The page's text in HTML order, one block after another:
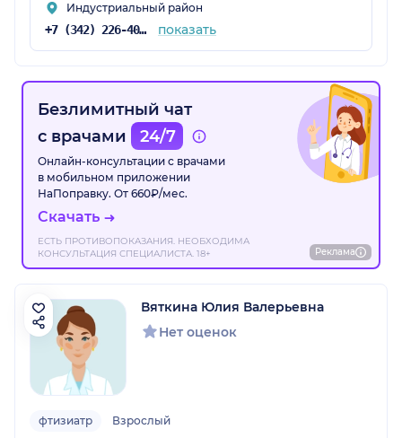
Индустриальный район
+7 (342) 226-40-14 показать
Безлимитный чат
с врачами
24/7
Онлайн-консультации с врачами
в мобильном приложении
НаПоправку. От 660₽/мес.
Скачать
ЕСТЬ ПРОТИВОПОКАЗАНИЯ. НЕОБХОДИМА
КОНСУЛЬТАЦИЯ СПЕЦИАЛИСТА. 18+
Реклама
Вяткина Юлия Валерьевна
Нет оценок
фтизиатр Взрослый